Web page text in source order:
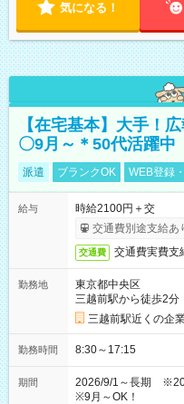
気になる！
【在宅基本】大手！
〇9月～＊50代活躍中
派遣 ブランクOK WEB登録
給与
時給2100円＋交
交通費別途支給あ
交通費 交通費実費支
勤務地
東京都中央区
三越前駅から徒歩2分
三越前駅近くの企
勤務時間 8:30～17:15
期間
2026/9/1～長期
※9月～OK！